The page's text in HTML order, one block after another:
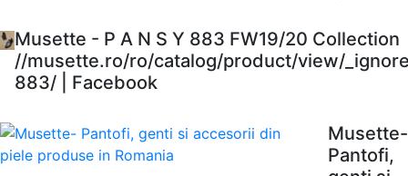
Musette - P A N S Y 883 FW19/20 Collection
//musette.ro/ro/catalog/product/view/
883/ | Facebook
Musette-
Pantofi,